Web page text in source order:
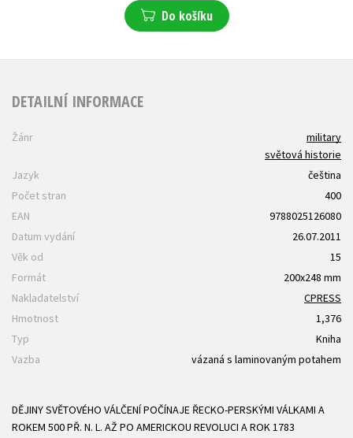
Do košíku
DETAILNÍ INFORMACE
Žánr
military
světová historie
Jazyk
čeština
Počet stran
400
EAN
9788025126080
Datum vydání
26.07.2011
Věk od
15
Formát
200x248 mm
Nakladatelství
CPRESS
Hmotnost
1,376
Typ
Kniha
Vazba
vázaná s laminovaným potahem
DĚJINY SVĚTOVÉHO VÁLČENÍ POČÍNAJE ŘECKO-PERSKÝMI VÁLKAMI A
ROKEM 500 PŘ. N. L. AŽ PO AMERICKOU REVOLUCI A ROK 1783